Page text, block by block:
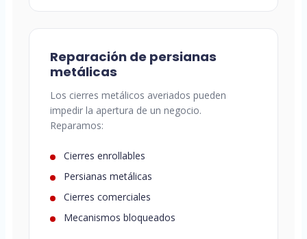
Reparación de persianas
metálicas
Los cierres metálicos averiados pueden
impedir la apertura de un negocio.
Reparamos:
Cierres enrollables
Persianas metálicas
Cierres comerciales
Mecanismos bloqueados